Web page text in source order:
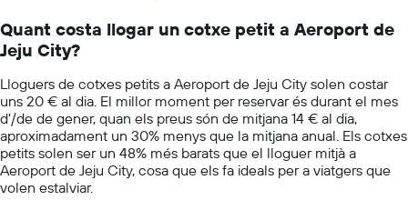
de
les
empreses
indicades
categories.
The
has
1
Y
axis
displaying
values.
Range:
Quant costa llogar un cotxe petit a Aeroport de
Jeju City?
Lloguers de cotxes petits a Aeroport de Jeju City solen costar
uns 20 € al dia. El millor moment per reservar és durant el mes
d'/de de gener, quan els preus són de mitjana 14 € al dia,
aproximadament un 30% menys que la mitjana anual. Els cotxes
petits solen ser un 48% més barats que el lloguer mitjà a
Aeroport de Jeju City, cosa que els fa ideals per a viatgers que
volen estalviar.